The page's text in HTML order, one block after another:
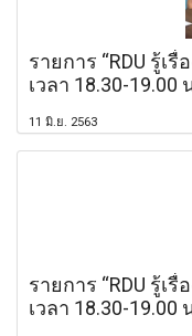
รายการ “RDU รู้เ
เวลา 18.30-19.00
11 มิ.ย. 2563
รายการ “RDU รู้เ
เวลา 18.30-19.00